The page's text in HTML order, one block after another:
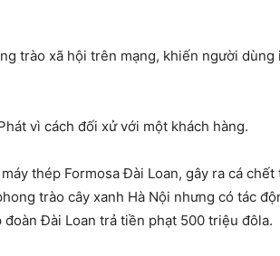
trào xã hội trên mạng, khiến người
vì cách đối xử với một khách hàng.
thép Formosa Đài Loan, gây ra cá chết
trào cây xanh Hà Nội nhưng có tác
Đài Loan trả tiền phạt 500 triệu đôla.